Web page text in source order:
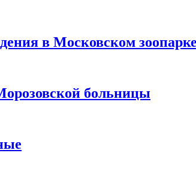
в Московском зоопарке
больницы